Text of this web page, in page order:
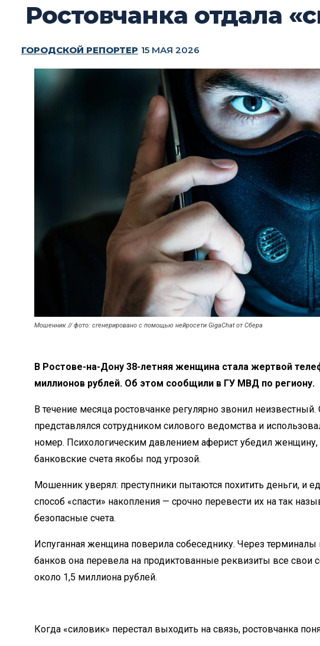
Ростовчанка отдала
ГОРОДСКОЙ РЕПОРТЕР 15 МАЯ 2026
Мошенник // фото: сгенерировано с помощью нейросети GigaChat от Сбера
В Ростове-на-Дону 38-летняя женщина стала жертвой
миллионов рублей. Об этом сообщили в ГУ МВД по региону.
В течение месяца ростовчанке регулярно звонил неизвестный.
представлялся сотрудником силового ведомства и
номер. Психологическим давлением аферист убедил женщину,
банковские счета якобы под угрозой.
Мошенник уверял: преступники пытаются похитить деньги, и
способ «спасти» накопления — срочно перевести их на так
безопасные счета.
Испуганная женщина поверила собеседнику. Через терминалы
банков она перевела на продиктованные реквизиты все свои
около 1,5 миллиона рублей.
Когда «силовик» перестал выходить на связь, ростовчанка